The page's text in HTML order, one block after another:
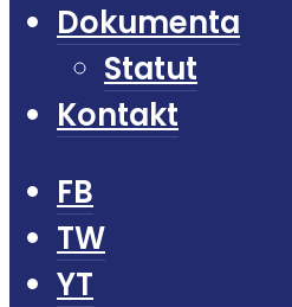
Dokumenta
Statut
Kontakt
FB
TW
YT